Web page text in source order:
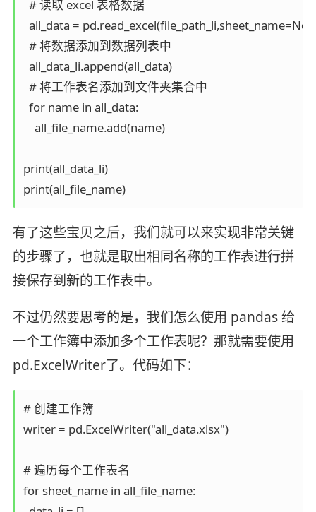
  # 读取 excel 表格数据
all_data =
  # 将数据添加到数据列表中
  all_data_li.append(all_data)
  # 将工作表名添加到文件夹集合中
  for name in all_data:
    all_file_name.add(name)
print(all_data_li)
print(all_file_name)
有了这些宝贝之后，我们就可以来实现非常关键
的步骤了，也就是取出相同名称的工作表进行拼
接保存到新的工作表中。
不过仍然要思考的是，我们怎么使用 pandas 给
一个工作簿中添加多个工作表呢？那就需要使用
pd.ExcelWriter了。代码如下：
# 创建工作簿
writer = pd.ExcelWriter("all_data.xlsx")
# 遍历每个工作表名
for sheet_name in all_file_name: